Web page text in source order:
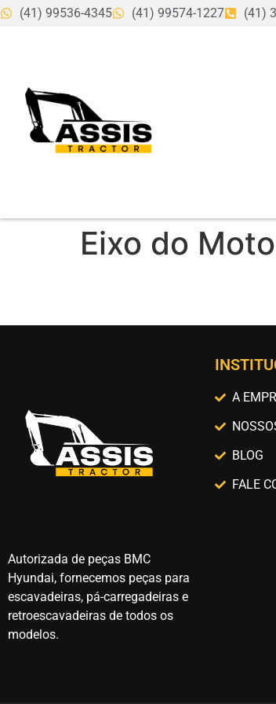
(41) 99536-4345 (41) 99574-1227 (41)
Eixo do
Autorizada de peças BMC
Hyundai, fornecemos peças para
escavadeiras, pá-carregadeiras e
retroescavadeiras de todos os
modelos.
A
BLOG
FALE